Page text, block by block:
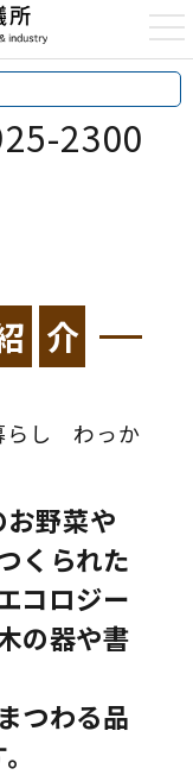
t
o
g
g
e
2300
介
らし わっか
野菜や
くられた
コロジー
の器や書
つわる品